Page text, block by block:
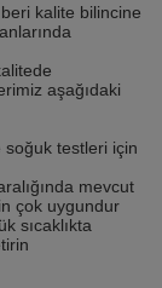
kalite bilincine
aşağıdaki
soğuk testleri için
mevcut
çok uygundur
sıcaklıkta